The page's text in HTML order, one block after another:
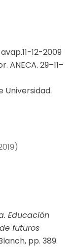
12-2009
29–11–
Universidad.
Educación
futuros
pp. 389.